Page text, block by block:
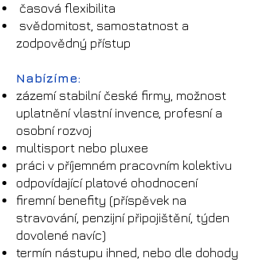
časová flexibilita
svědomitost, samostatnost a
zodpovědný přístup
Nabízíme:
zázemí stabilní české firmy, možnost
uplatnění vlastní invence, profesní a
osobní rozvoj
multisport nebo pluxee
práci v příjemném pracovním kolektivu
odpovídající platové ohodnocení
firemní benefity (příspěvek na
stravování, penzijní připojištění, týden
dovolené navíc)
termín nástupu ihned, nebo dle dohody